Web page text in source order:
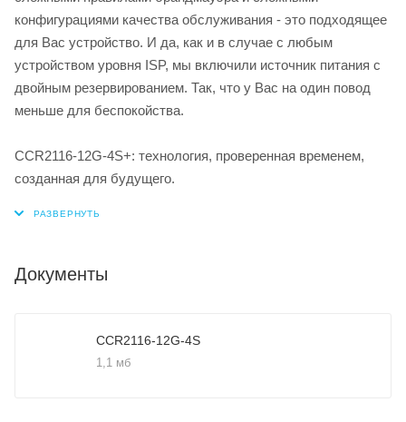
конфигурациями качества обслуживания - это подходящее
для Вас устройство. И да, как и в случае с любым
устройством уровня ISP, мы включили источник питания с
двойным резервированием. Так, что у Вас на один повод
меньше для беспокойства.
CCR2116-12G-4S+: технология, проверенная временем,
созданная для будущего.
Документы
CCR2116-12G-4S
1,1 мб